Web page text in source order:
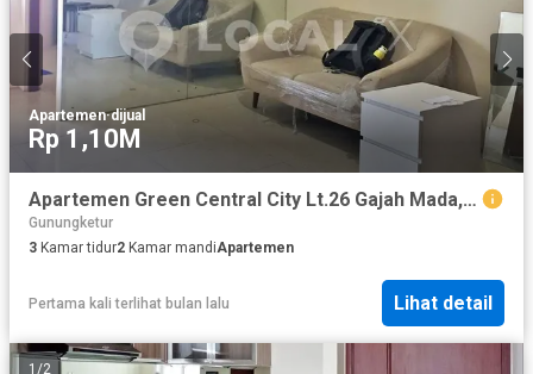
Apartemen·dijual
Rp 1,10M
Apartemen Green Central City Lt.26 Gajah Mada, Taman Sari, Jakarta Barat
Gunungketur
3 Kamar tidur2 Kamar mandiApartemen
Pertama kali terlihat bulan lalu Lihat detail
1 /2